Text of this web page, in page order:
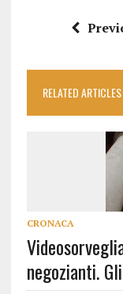
RELATED ARTICLES
CRONACA
negozianti.